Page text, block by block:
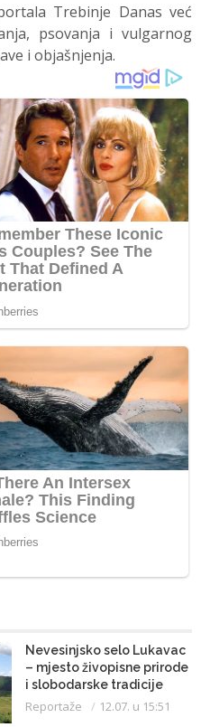
Trebinje Danas već
psovanja i vulgarnog
i objašnjenja.
Nevesinjsko selo Lukavac
– mjesto živopisne prirode
i slobodarske tradicije
Reportaže 12.07. u 15:51